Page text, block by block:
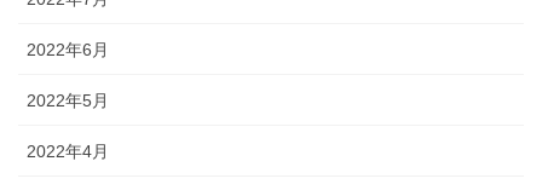
2022年6月
2022年5月
2022年4月